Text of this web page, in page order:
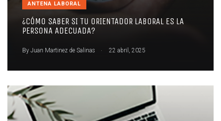
ANTENA LABORAL
¿CÓMO SABER SI TU ORIENTADOR LABORAL ES LA
PERSONA ADECUADA?
By Juan Martinez de Salinas . 22 abril, 2025